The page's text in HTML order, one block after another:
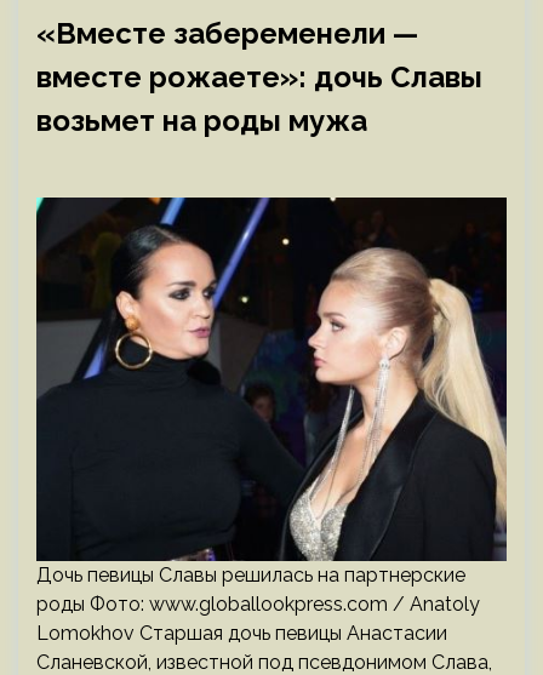
«Вместе забеременели —
вместе рожаете»: дочь Славы
возьмет на роды мужа
Дочь певицы Славы решилась на партнерские
роды Фото: www.globallookpress.com / Anatoly
Lomokhov Старшая дочь певицы Анастасии
Сланевской, известной под псевдонимом Слава,